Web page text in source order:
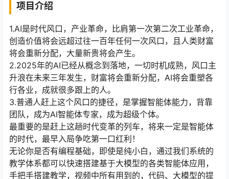
项目介绍
1.AI是时代风口，产业革命，比肩第一次第二次工业革命，
创造价值将会远超过往一百年任何一次风口，且人类财富
将会重新分配，大量新贵将会产生。
2.2025年的AI已经从概念到落地，一切时机成熟，风口主
升浪在未来三年发生，财富将会重新分配，AI将会重塑各
行各业，成就很多跟上的人。
3.普通人赶上这个风口的捷径，是掌握智能体能力，背靠
团队，成为AI智能体专家，成为超级个体。
最重要的是赶上这趟时代变革的列车，将来一定是智能体
的时代，最早入局争吃第一口红利！
无论你是否有编程基础，即使是纯小白，通过我们系统的
教学体系都可以快速搭建基于大模型的各类智能体应用，
手把手搭建教学，视频中所有用到的，代码、大模型的提